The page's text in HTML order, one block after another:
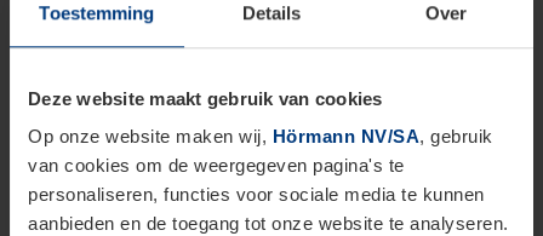
Toestemming Details Over
Deze website maakt gebruik van cookies
Op onze website maken wij, Hörmann NV/SA, gebruik
van cookies om de weergegeven pagina's te
personaliseren, functies voor sociale media te kunnen
aanbieden en de toegang tot onze website te analyseren.